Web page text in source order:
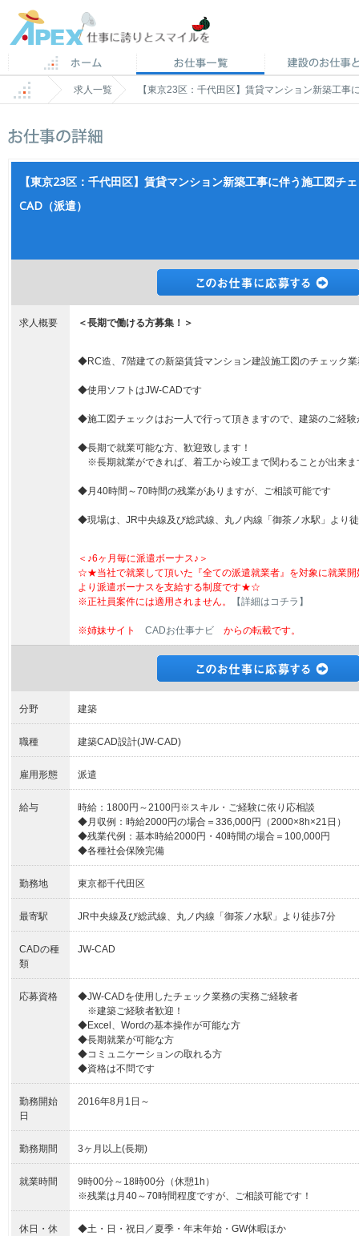
求人一覧 【東京23区：千代田区】賃貸マンション新築工
【東京23区：千代田区】賃貸マンション新築工事に伴う施工図チ
CAD（派遣）
求人概要 ＜長期で働ける方募集！＞
◆RC造、7階建ての新築賃貸マンション建設施工図のチェック
◆使用ソフトはJW-CADです
◆施工図チェックはお一人で行って頂きますので、建築のご経
◆長期で就業可能な方、歓迎致します！
※長期就業ができれば、着工から竣工まで関わることが出来ま
◆月40時間～70時間の残業がありますが、ご相談可能です
◆現場は、JR中央線及び総武線、丸ノ内線「御茶ノ水駅」より
＜♪6ヶ月毎に派遣ボーナス♪＞
☆★当社で就業して頂いた『全ての派遣就業者』を対象に就業開
より派遣ボーナスを支給する制度です★☆
※正社員案件には適用されません。
【詳細はコチラ】
※姉妹サイト CADお仕事ナビ からの転載です。
分野 建築
職種 建築CAD設計(JW-CAD)
雇用形態 派遣
給与
時給：1800円～2100円※スキル・ご経験に依り応相談
◆月収例：時給2000円の場合＝336,000円（2000×8h×21日）
◆残業代例：基本時給2000円・40時間の場合＝100,000円
◆各種社会保険完備
勤務地 東京都千代田区
最寄駅 JR中央線及び総武線、丸ノ内線「御茶ノ水駅」より徒歩7分
CADの種
類
JW-CAD
応募資格
◆JW-CADを使用したチェック業務の実務ご経験者
※建築ご経験者歓迎！
◆Excel、Wordの基本操作が可能な方
◆長期就業が可能な方
◆コミュニケーションの取れる方
◆資格は不問です
勤務開始
日
2016年8月1日～
勤務期間 3ヶ月以上(長期)
就業時間
9時00分～18時00分（休憩1h）
※残業は月40～70時間程度ですが、ご相談可能です！
休日・休
◆土・日・祝日／夏季・年末年始・GW休暇ほか